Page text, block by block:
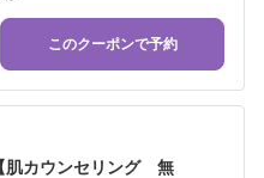
このクーポンで予約
肌カウンセリング 無